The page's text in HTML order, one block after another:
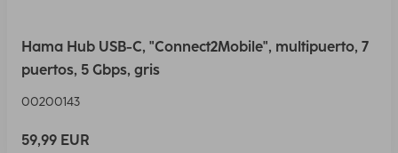
Hama Hub USB-C, "Connect2Mobile", multipuerto, 7
puertos, 5 Gbps, gris
00200143
59,99 EUR